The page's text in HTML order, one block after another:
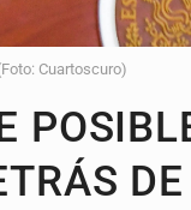
Cuartoscuro)